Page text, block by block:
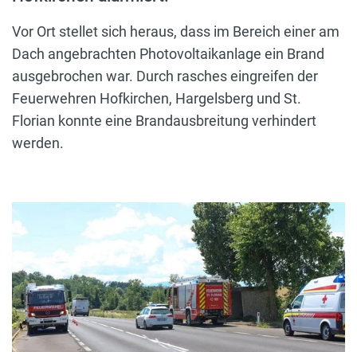
Vor Ort stellet sich heraus, dass im Bereich einer am
Dach angebrachten Photovoltaikanlage ein Brand
ausgebrochen war. Durch rasches eingreifen der
Feuerwehren Hofkirchen, Hargelsberg und St.
Florian konnte eine Brandausbreitung verhindert
werden.